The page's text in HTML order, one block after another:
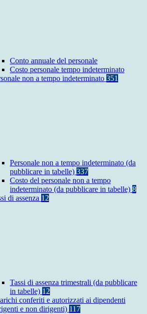
Conto annuale del personale
Costo personale tempo indeterminato
non a tempo indeterminato 351
Personale non a tempo indeterminato (da
pubblicare in tabelle) 337
Costo del personale non a tempo
indeterminato (da pubblicare in tabelle) 8
di assenza 12
Tassi di assenza trimestrali (da pubblicare
in tabelle) 12
conferiti e autorizzati ai dipendenti
e non dirigenti) 117